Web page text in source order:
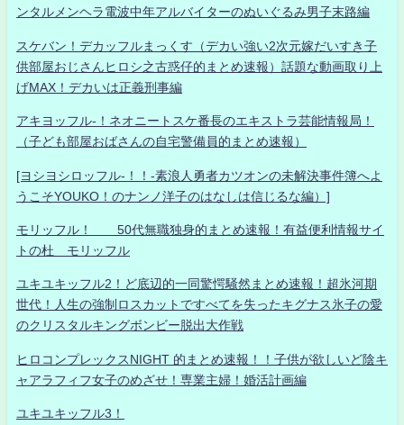
ンタルメンヘラ電波中年アルバイターのぬいぐるみ男子末路編
スケバン！デカッフルまっくす（デカい強い2次元嫁だいすき子
供部屋おじさんヒロシ之古惑仔的まとめ速報）話題な動画取り上
げMAX！デカいは正義刑事編
アキヨッフル-！ネオニートスケ番長のエキストラ芸能情報局！
（子ども部屋おばさんの自宅警備員的まとめ速報）
[ヨシヨシロッフル-！！-素浪人勇者カツオンの未解決事件簿へよ
うこそYOUKO！のナンノ洋子のはなしは信じるな編）]
モリッフル！ 50代無職独身的まとめ速報！有益便利情報サイ
トの杜 モリッフル
ユキユキッフル2！ど底辺的一同驚愕騒然まとめ速報！超氷河期
世代！人生の強制ロスカットですべてを失ったキグナス氷子の愛
のクリスタルキングボンビー脱出大作戦
ヒロコンプレックスNIGHT 的まとめ速報！！子供が欲しいど陰キ
ャアラフィフ女子のめざせ！専業主婦！婚活計画編
ユキユキッフル3！